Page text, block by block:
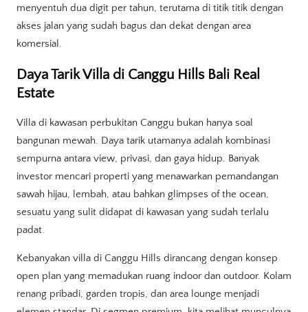
menyentuh dua digit per tahun, terutama di titik titik dengan
akses jalan yang sudah bagus dan dekat dengan area
komersial.
Daya Tarik Villa di Canggu Hills Bali Real
Estate
Villa di kawasan perbukitan Canggu bukan hanya soal
bangunan mewah. Daya tarik utamanya adalah kombinasi
sempurna antara view, privasi, dan gaya hidup. Banyak
investor mencari properti yang menawarkan pemandangan
sawah hijau, lembah, atau bahkan glimpses of the ocean,
sesuatu yang sulit didapat di kawasan yang sudah terlalu
padat.
Kebanyakan villa di Canggu Hills dirancang dengan konsep
open plan yang memadukan ruang indoor dan outdoor. Kolam
renang pribadi, garden tropis, dan area lounge menjadi